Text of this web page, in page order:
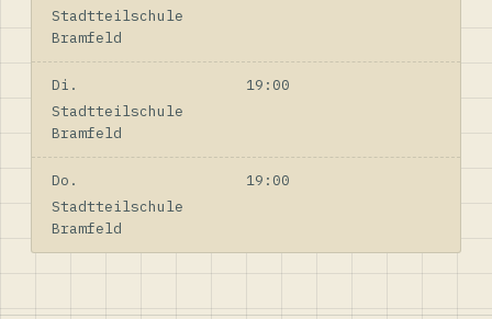
Stadtteilschule
Bramfeld
Di.
19:00
Stadtteilschule
Bramfeld
Do.
19:00
Stadtteilschule
Bramfeld